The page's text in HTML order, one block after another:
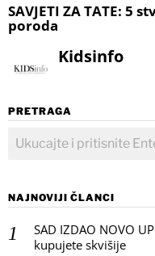
SAVJETI ZA TATE: 5
poroda
Kidsinfo
PRETRAGA
NAJNOVIJI ČLANCI
SAD IZDAO NOVO
kupujete skvišije